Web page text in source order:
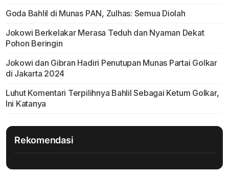
Goda Bahlil di Munas PAN, Zulhas: Semua Diolah
Jokowi Berkelakar Merasa Teduh dan Nyaman Dekat
Pohon Beringin
Jokowi dan Gibran Hadiri Penutupan Munas Partai Golkar
di Jakarta 2024
Luhut Komentari Terpilihnya Bahlil Sebagai Ketum Golkar,
Ini Katanya
Rekomendasi